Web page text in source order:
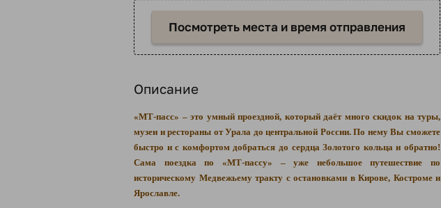
Посмотреть места и время отправления
Описание
«МТ-пасс» – это умный проездной, который даёт много скидок на туры,
музеи и рестораны от Урала до центральной России. По нему Вы сможете
быстро и с комфортом добраться до сердца Золотого кольца и обратно!
Сама поездка по «МТ-пассу» – уже небольшое путешествие по
историческому Медвежьему тракту с остановками в Кирове, Костроме и
Ярославле.